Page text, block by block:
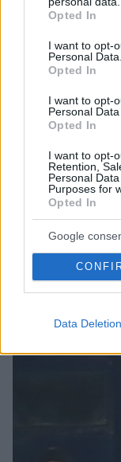
grant or deny
use your data for
consent section.
Opted In
I want to opt-
Personal Data.
Opted In
I want to opt-
Personal
Opted In
I want to opt-
Retention,
Personal
Purposes for
Opted In
Google
Data Deletion
Νεκρός σε
Συναγερμός στη
οργανώσεις και
07.08.2026, 01:21
ΔΕΙΤΕ ΟΛΕΣ
ΤΑ ΠΙΟ